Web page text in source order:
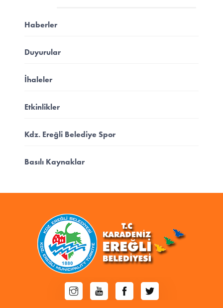
Haberler
Duyurular
İhaleler
Etkinlikler
Kdz. Ereğli Belediye Spor
Basılı Kaynaklar